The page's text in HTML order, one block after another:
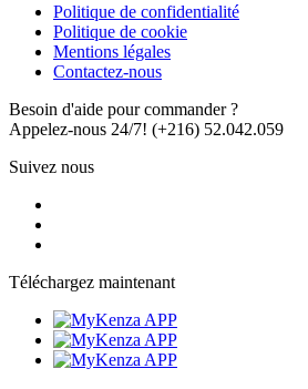
Politique de confidentialité
Politique de cookie
Mentions légales
Contactez-nous
Besoin d'aide pour commander ?
Appelez-nous 24/7! (+216) 52.042.059
Suivez nous
Téléchargez maintenant